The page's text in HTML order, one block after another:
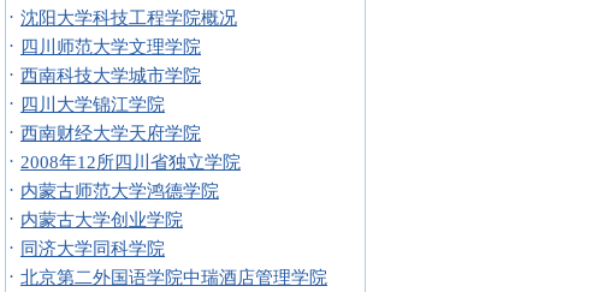
· 沈阳大学科技工程学院概况
· 四川师范大学文理学院
· 西南科技大学城市学院
· 四川大学锦江学院
· 西南财经大学天府学院
· 2008年12所四川省独立学院
· 内蒙古师范大学鸿德学院
· 内蒙古大学创业学院
· 同济大学同科学院
· 北京第二外国语学院中瑞酒店管理学院